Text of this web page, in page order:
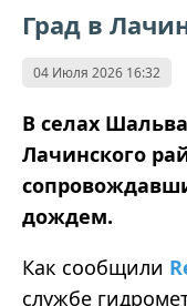
Град в
04 Июля 2026 16:32
В селах
Лачинского
дождем.
Как сообщили
службе